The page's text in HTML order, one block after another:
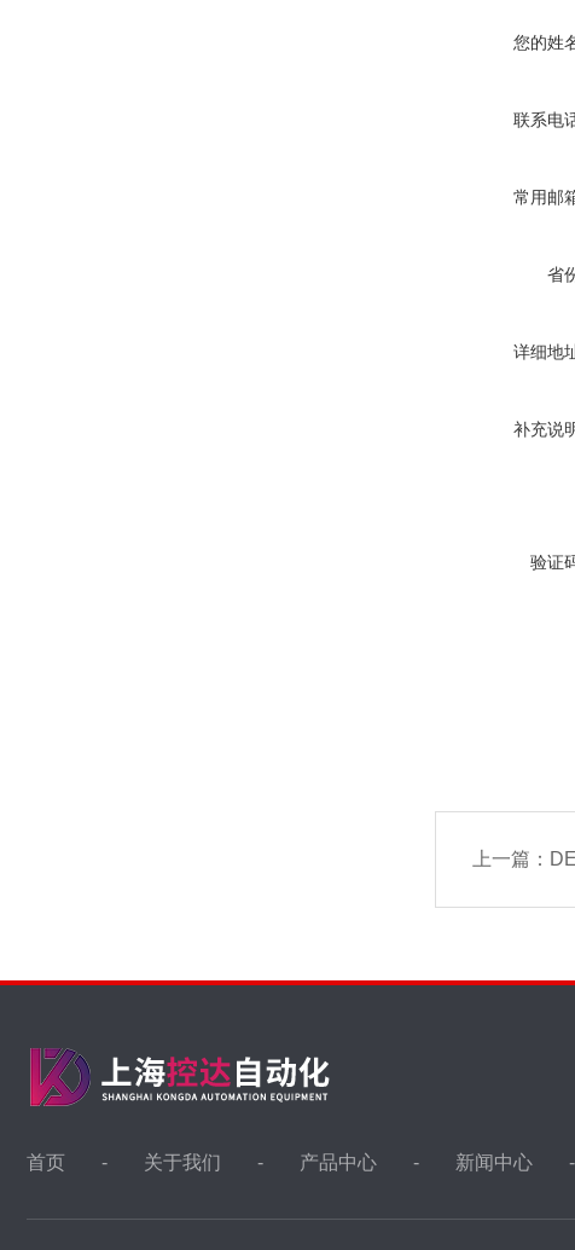
您的姓
联系电
常用邮
省
详细地
补充说
验证
上一篇：
首页 关于我们 产品中心 新闻中心